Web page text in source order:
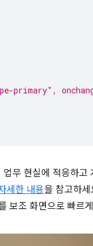
primary",
무 현실에 적응하고
세한 내용을 참고하
보조 화면으로 빠르